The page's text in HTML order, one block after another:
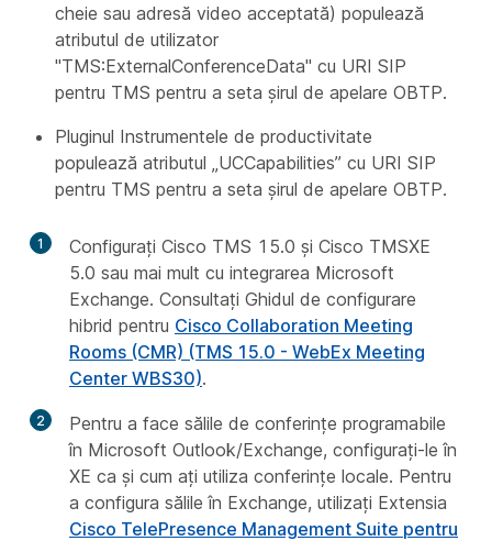
cheie sau adresă video acceptată) populează
atributul de utilizator
"TMS:ExternalConferenceData" cu URI SIP
pentru TMS pentru a seta șirul de apelare OBTP.
Pluginul Instrumentele de productivitate
populează atributul „UCCapabilities” cu URI SIP
pentru TMS pentru a seta șirul de apelare OBTP.
1
Configurați Cisco TMS 15.0 și Cisco TMSXE
5.0 sau mai mult cu integrarea Microsoft
Exchange. Consultați Ghidul de configurare
hibrid pentru Cisco Collaboration Meeting
Rooms (CMR) (TMS 15.0 - WebEx Meeting
Center WBS30).
2
Pentru a face sălile de conferințe programabile
în Microsoft Outlook/Exchange, configurați-le în
XE ca și cum ați utiliza conferințe locale. Pentru
a configura sălile în Exchange, utilizați Extensia
Cisco TelePresence Management Suite pentru